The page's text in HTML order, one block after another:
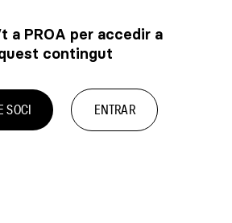
a PROA per accedir a
contingut
SOCI ENTRAR